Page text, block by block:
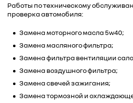
Работы по техническому
проверка автомобиля:
Замена моторного масла 5w40;
Замена масляного фильтра;
Замена фильтра вентиляции
Замена воздушного фильтра;
Замена свечей зажигания;
Замена тормозной и